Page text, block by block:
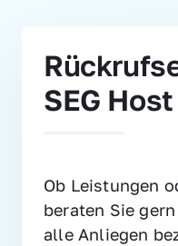
SEG Host
Ob Leistungen
beraten Sie
alle Anliegen